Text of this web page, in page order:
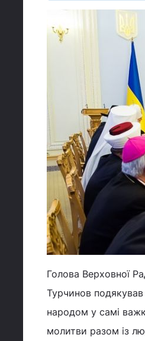
Голова Верховної
Турчинов подякував
народом у самі
молитви разом із